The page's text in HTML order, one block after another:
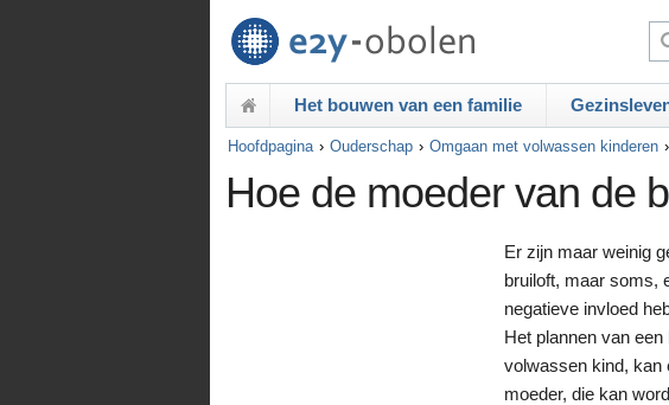
Het bouwen van een familie
Hoofdpagina Ouderschap Omgaan met volwassen kinderen
Hoe de moeder van de
Er zijn maar weinig
bruiloft, maar soms,
negatieve invloed
Het plannen van
volwassen kind, kan
moeder, die kan